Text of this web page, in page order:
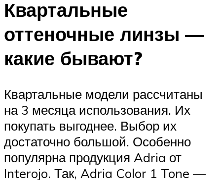
Квартальные
оттеночные линзы —
какие бывают?
Квартальные модели рассчитаны
на 3 месяца использования. Их
покупать выгоднее. Выбор их
достаточно большой. Особенно
популярна продукция Adria от
Interojo. Так, Adria Color 1 Tone —